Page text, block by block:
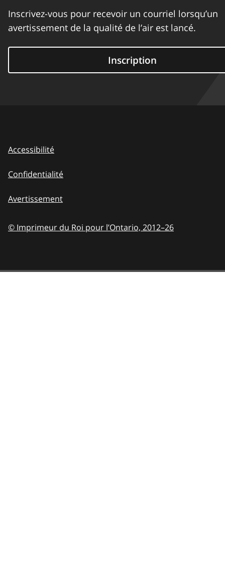
Inscrivez-vous pour recevoir un courriel lorsqu’un
avertissement de la qualité de l’air est lancé.
Inscription
Accessibilité
Confidentialité
Avertissement
© Imprimeur du Roi pour l’Ontario, 2012–26